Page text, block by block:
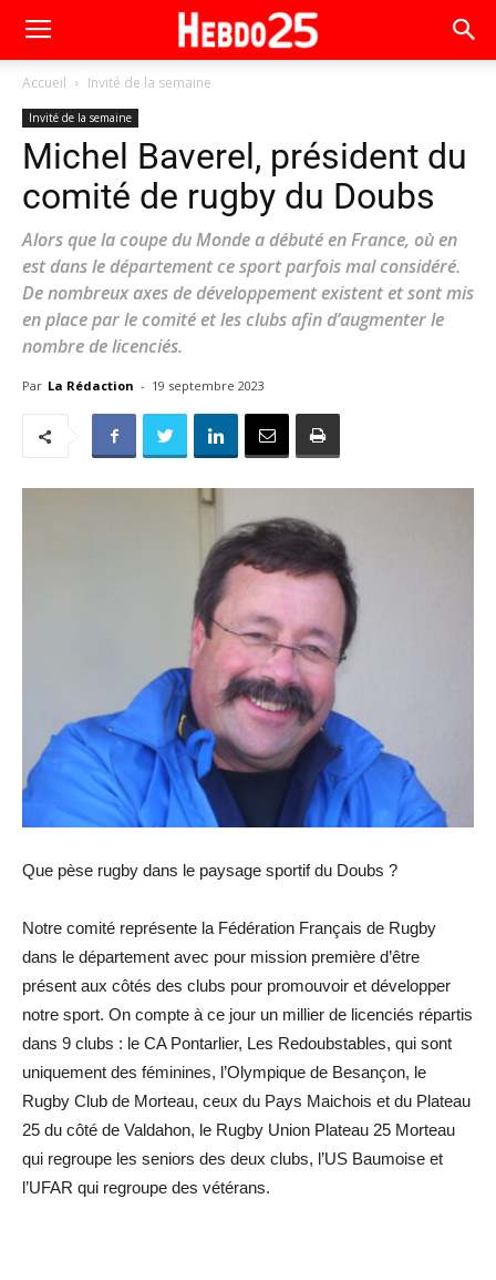
Accueil Invité de la semaine
Invité de la semaine
Michel Baverel, président du
comité de rugby du Doubs
Alors que la coupe du Monde a débuté en France, où en
est dans le département ce sport parfois mal considéré.
De nombreux axes de développement existent et sont mis
en place par le comité et les clubs afin d’augmenter le
nombre de licenciés.
Par La Rédaction - 19 septembre 2023
Que pèse rugby dans le paysage sportif du Doubs ?
Notre comité représente la Fédération Français de Rugby
dans le département avec pour mission première d’être
présent aux côtés des clubs pour promouvoir et développer
notre sport. On compte à ce jour un millier de licenciés répartis
dans 9 clubs : le CA Pontarlier, Les Redoubstables, qui sont
uniquement des féminines, l’Olympique de Besançon, le
Rugby Club de Morteau, ceux du Pays Maichois et du Plateau
25 du côté de Valdahon, le Rugby Union Plateau 25 Morteau
qui regroupe les seniors des deux clubs, l’US Baumoise et
l’UFAR qui regroupe des vétérans.